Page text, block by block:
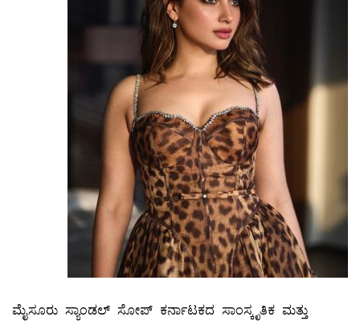
ಮೈಸೂರು ಸ್ಯಾಂಡಲ್ ಸೋಪ್ ಕರ್ನಾಟಕದ ಸಾಂಸ್ಕೃತಿಕ ಮತ್ತು